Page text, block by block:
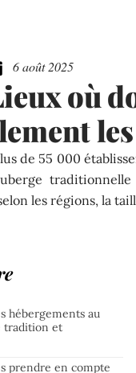
6 août 2025
où
de 55 000
les régions, la
hébergements au
tradition et
prendre en compte